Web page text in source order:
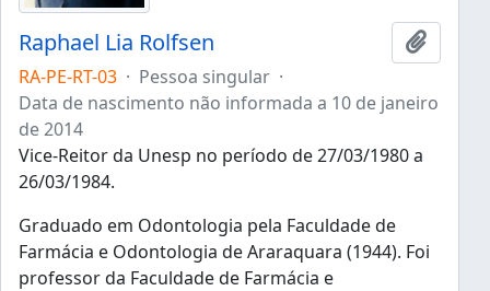
Raphael Lia Rolfsen
RA-PE-RT-03 · Pessoa singular ·
Data de nascimento não informada a 10 de janeiro
de 2014
Vice-Reitor da Unesp no período de 27/03/1980 a
26/03/1984.
Graduado em Odontologia pela Faculdade de
Farmácia e Odontologia de Araraquara (1944). Foi
professor da Faculdade de Farmácia e